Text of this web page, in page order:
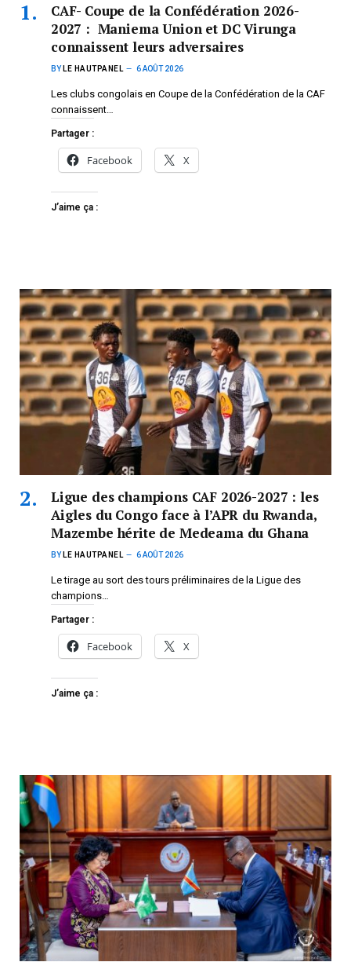
CAF- Coupe de la Confédération 2026-
2027 : Maniema Union et DC Virunga
connaissent leurs adversaires
BY LE HAUTPANEL 6 AOÛT 2026
Les clubs congolais en Coupe de la Confédération de la CAF
connaissent…
Partager :
Facebook X
J’aime ça :
Ligue des champions CAF 2026-2027 : les
Aigles du Congo face à l’APR du Rwanda,
Mazembe hérite de Medeama du Ghana
BY LE HAUTPANEL 6 AOÛT 2026
Le tirage au sort des tours préliminaires de la Ligue des
champions…
Partager :
Facebook X
J’aime ça :